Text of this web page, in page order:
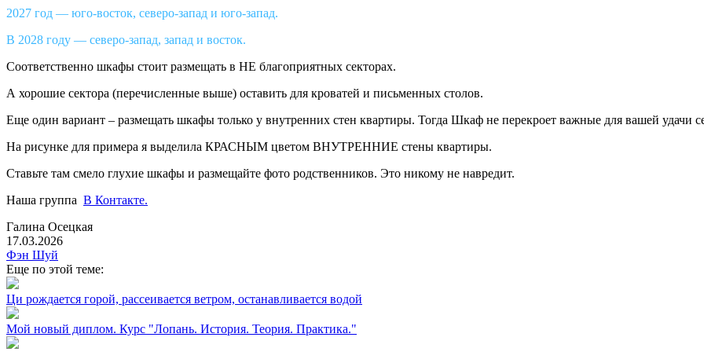
2027 год — юго-восток, северо-запад и юго-запад.
В 2028 году — северо-запад, запад и восток.
Соответственно шкафы стоит размещать в НЕ благоприятных секторах.
А хорошие сектора (перечисленные выше) оставить для кроватей и письменных столов.
Еще один вариант – размещать шкафы только у внутренних стен квартиры. Тогда Шкаф не перекроет важные для вашей удачи
На рисунке для примера я выделила КРАСНЫМ цветом ВНУТРЕННИЕ стены квартиры.
Ставьте там смело глухие шкафы и размещайте фото родственников. Это никому не навредит.
Наша группа В Контакте.
Галина Осецкая
17.03.2026
Фэн Шуй
Еще по этой теме:
Ци рождается горой, рассеивается ветром, останавливается водой
Мой новый диплом. Курс "Лопань. История. Теория. Практика."